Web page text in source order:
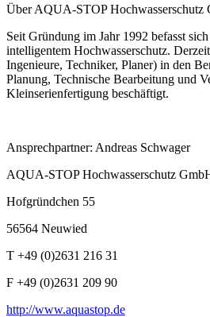
Über AQUA-STOP Hochwasserschutz
Seit Gründung im Jahr 1992 befasst
intelligentem Hochwasserschutz.
Ingenieure, Techniker, Planer) in den
Planung, Technische Bearbeitung und
Kleinserienfertigung beschäftigt.
Ansprechpartner: Andreas Schwager
AQUA-STOP Hochwasserschutz
Hofgründchen 55
56564 Neuwied
T +49 (0)2631 216 31
F +49 (0)2631 209 90
http://www.aquastop.de